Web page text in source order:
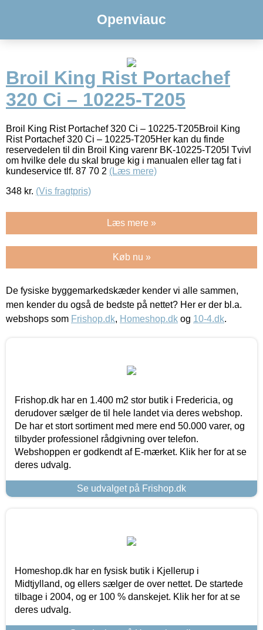
Openviauc
Broil King Rist Portachef
320 Ci – 10225-T205
Broil King Rist Portachef 320 Ci – 10225-T205Broil King
Rist Portachef 320 Ci – 10225-T205Her kan du finde
reservedelen til din Broil King varenr BK-10225-T205I Tvivl
om hvilke dele du skal bruge kig i manualen eller tag fat i
kundeservice tlf. 87 70 2 (Læs mere)
348 kr. (Vis fragtpris)
Læs mere »
Køb nu »
De fysiske byggemarkedskæder kender vi alle sammen,
men kender du også de bedste på nettet? Her er der bl.a.
webshops som Frishop.dk, Homeshop.dk og 10-4.dk.
Frishop.dk har en 1.400 m2 stor butik i Fredericia, og
derudover sælger de til hele landet via deres webshop.
De har et stort sortiment med mere end 50.000 varer, og
tilbyder professionel rådgivning over telefon.
Webshoppen er godkendt af E-mærket. Klik her for at se
deres udvalg.
Se udvalget på Frishop.dk
Homeshop.dk har en fysisk butik i Kjellerup i
Midtjylland, og ellers sælger de over nettet. De startede
tilbage i 2004, og er 100 % danskejet. Klik her for at se
deres udvalg.